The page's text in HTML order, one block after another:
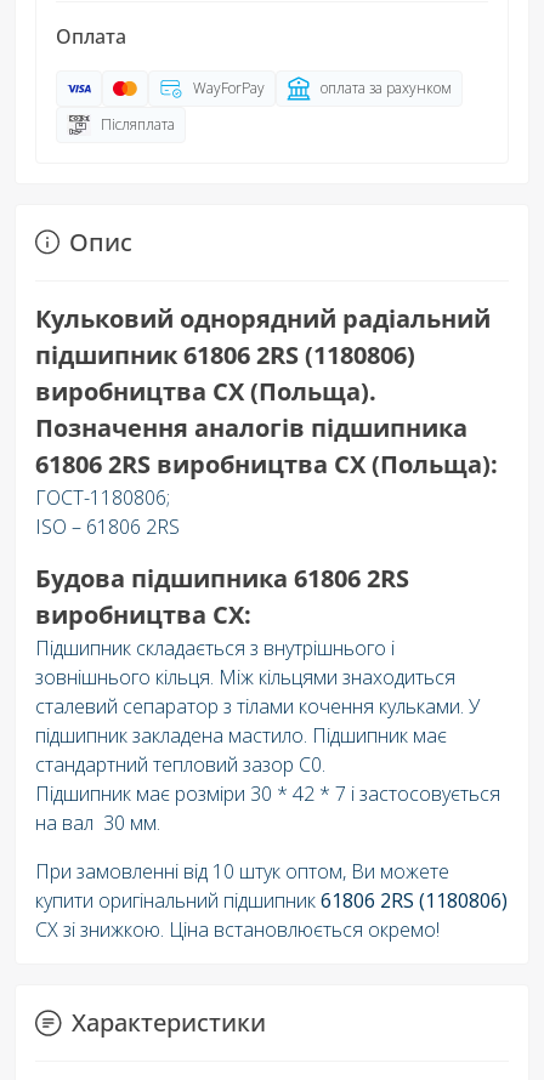
Оплата
WayForPay
оплата за рахунком
Післяплата
Опис
Кульковий однорядний радіальний
підшипник 61806 2RS (1180806)
виробництва CX (Польща).
Позначення аналогів підшипника
61806 2RS виробництва СХ (Польща):
ГОСТ-1180806;
ISO – 61806 2RS
Будова підшипника 61806 2RS
виробництва СХ:
Підшипник складається з внутрішнього і
зовнішнього кільця. Між кільцями знаходиться
сталевий сепаратор з тілами кочення кульками. У
підшипник закладена мастило. Підшипник має
стандартний тепловий зазор C0.
Підшипник має розміри 30 * 42 * 7 і застосовується
на вал 30 мм.
При замовленні від 10 штук оптом, Ви можете
купити оригінальний підшипник61806 2RS (1180806)
СХ зі знижкою. Ціна встановлюється окремо!
Характеристики